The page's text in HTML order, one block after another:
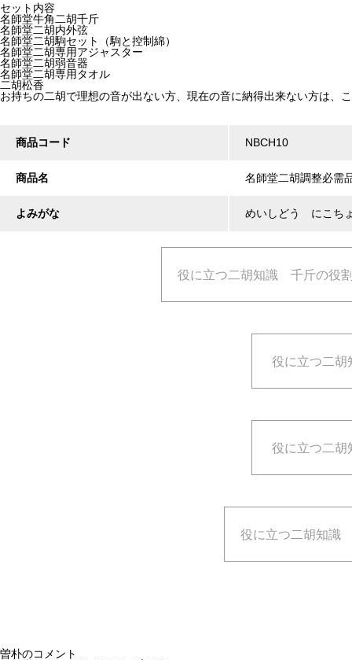
セット内容
名師堂牛角二胡千斤
名師堂二胡内外弦
名師堂二胡駒セット（駒と控制綿）
名師堂二胡専用アジャスター
名師堂二胡弱音器
名師堂二胡専用タオル
二胡松香
お持ちの二胡で理想の音が出ない方、現在の音に納得出来ない方は、
商品コード NBCH10
商品名 名師堂二胡調整必需
よみがな めいしどう にこち
役に立つ二胡知識 千斤の役
役に立つ二
役に立つ二
役に立つ二胡知識
曽朴のコメント